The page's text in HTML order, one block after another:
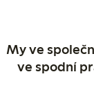
My ve
ve spodní